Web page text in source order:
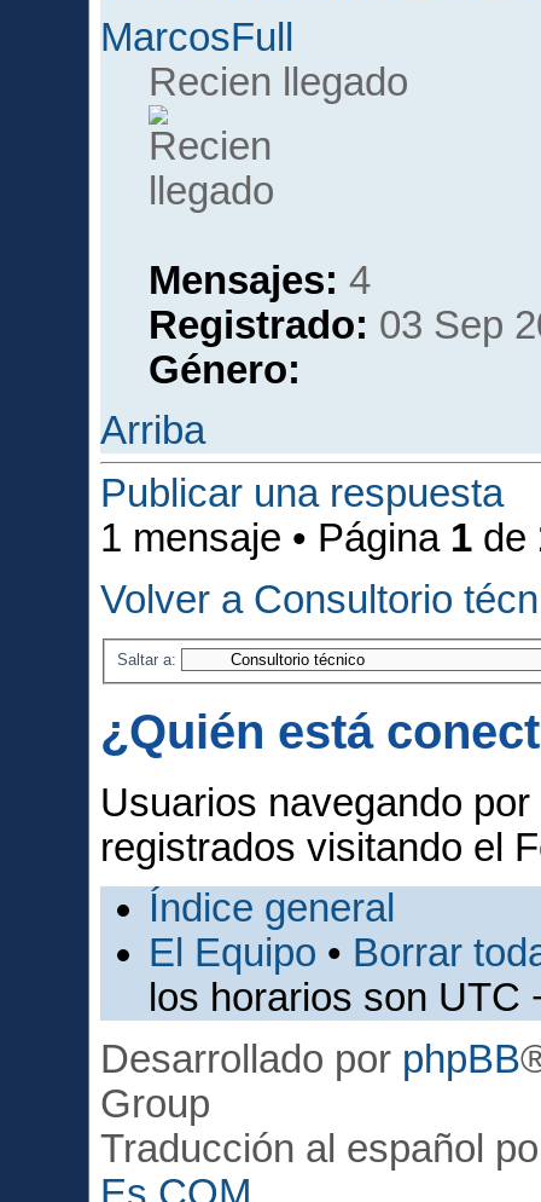
MarcosFull
Recien llegado
Mensajes: 4
Registrado: 03 Sep
Género:
Arriba
Publicar una respuesta
1 mensaje • Página 1 de
Volver a Consultorio
Saltar a:
¿Quién está
Usuarios navegando
registrados visitando el
Índice general
El Equipo • Borrar
los horarios son UTC
Desarrollado por phpBB
Group
Traducción al español
Es.COM